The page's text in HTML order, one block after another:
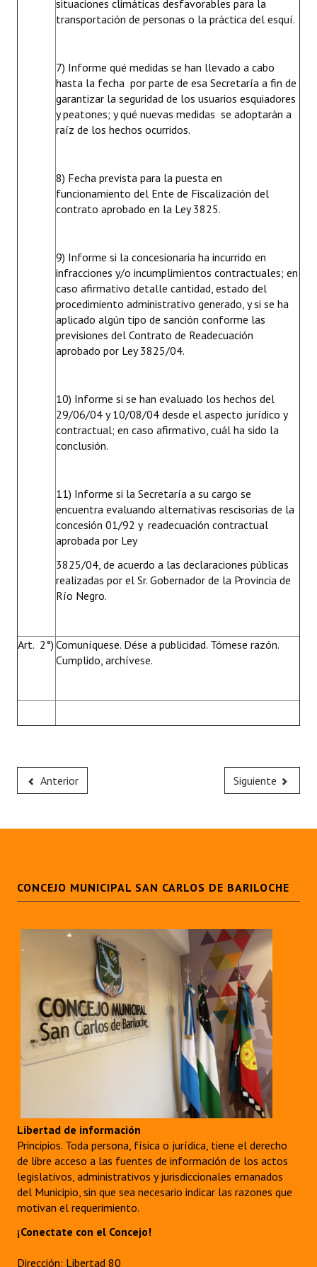
situaciones climáticas desfavorables para la
transportación de personas o la práctica del esquí.
7) Informe qué medidas se han llevado a cabo
hasta la fecha por parte de esa Secretaría a fin de
garantizar la seguridad de los usuarios esquiadores
y peatones; y qué nuevas medidas se adoptarán a
raíz de los hechos ocurridos.
8) Fecha prevista para la puesta en
funcionamiento del Ente de Fiscalización del
contrato aprobado en la Ley 3825.
9) Informe si la concesionaria ha incurrido en
infracciones y/o incumplimientos contractuales; en
caso afirmativo detalle cantidad, estado del
procedimiento administrativo generado, y si se ha
aplicado algún tipo de sanción conforme las
previsiones del Contrato de Readecuación
aprobado por Ley 3825/04.
10) Informe si se han evaluado los hechos del
29/06/04 y 10/08/04 desde el aspecto jurídico y
contractual; en caso afirmativo, cuál ha sido la
conclusión.
11) Informe si la Secretaría a su cargo se
encuentra evaluando alternativas rescisorias de la
concesión 01/92 y readecuación contractual
aprobada por Ley
3825/04, de acuerdo a las declaraciones públicas
realizadas por el Sr. Gobernador de la Provincia de
Río Negro.
Art. 2°) Comuníquese. Dése a publicidad. Tómese razón.
Cumplido, archívese.
Anterior Siguiente
CONCEJO MUNICIPAL SAN CARLOS DE BARILOCHE
Libertad de información
Principios. Toda persona, física o jurídica, tiene el derecho
de libre acceso a las fuentes de información de los actos
legislativos, administrativos y jurisdiccionales emanados
del Municipio, sin que sea necesario indicar las razones que
motivan el requerimiento.
¡Conectate con el Concejo!
Dirección: Libertad 80